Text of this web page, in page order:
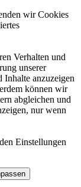
wir Cookies
Verhalten und
unserer
Inhalte anzuzeigen
können wir
abgleichen und
nur wenn
Einstellungen